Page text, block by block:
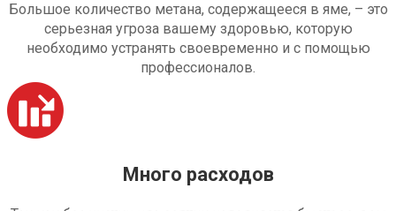
Большое количество метана, содержащееся в яме, – это
серьезная угроза вашему здоровью, которую
необходимо устранять своевременно и с помощью
профессионалов.
Много расходов